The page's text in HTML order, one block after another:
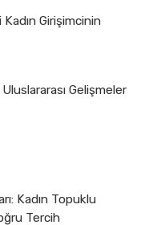
Kadın Girişimcinin
Gelişmeler
Kadın Topuklu
Tercih